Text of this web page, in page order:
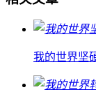
我的世界坚